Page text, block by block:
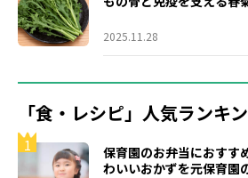
2025.11.28
「食・レシピ」人気ランキ
1
保育園のお弁当におすす
わいいおかずを元保育園